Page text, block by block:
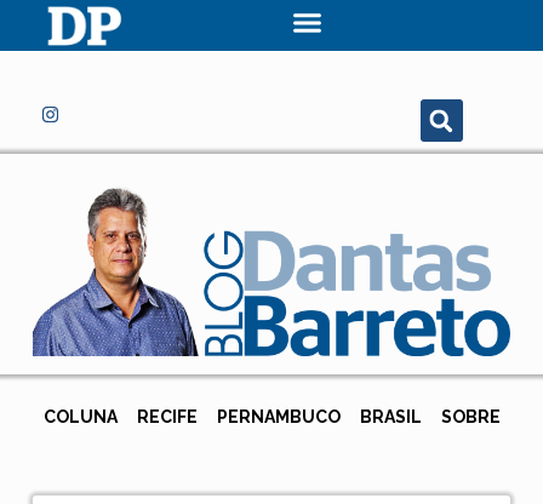
COLUNA RECIFE PERNAMBUCO BRASIL SOBRE